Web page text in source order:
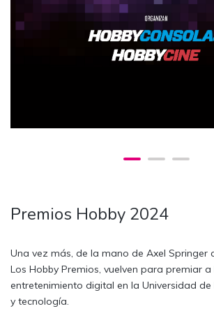
Premios Hobby 2024
Una vez más, de la mano de Axel Springer
Los Hobby Premios, vuelven para premiar
entretenimiento digital en la Universidad de
y tecnología.